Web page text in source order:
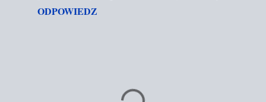
ODPOWIEDZ